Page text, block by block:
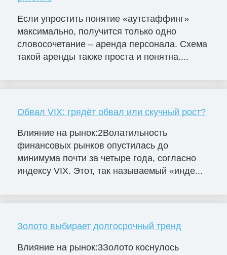
Если упростить понятие «аутстаффинг»
максимально, получится только одно
словосочетание – аренда персонала. Схема
такой аренды также проста и понятна....
Обвал VIX: грядёт обвал или скучный рост?
Влияние на рынок:2Волатильность
финансовых рынков опустилась до
минимума почти за четыре года, согласно
индексу VIX. Этот, так называемый «инде...
Золото выбирает долгосрочный тренд
Влияние на рынок:3Золото коснулось